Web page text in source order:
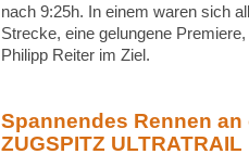
nach 9:25h. In einem waren sich
Strecke, eine gelungene
Philipp Reiter im Ziel.
Spannendes Rennen an
ZUGSPITZ ULTRATRAIL